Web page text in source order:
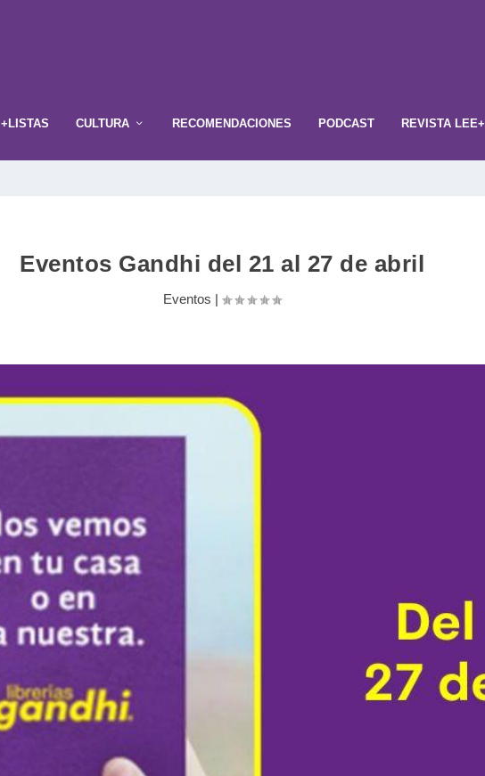
+LISTAS CULTURA RECOMENDACIONES PODCAST REVISTA LEE+
Eventos Gandhi del 21 al 27 de abril
Eventos